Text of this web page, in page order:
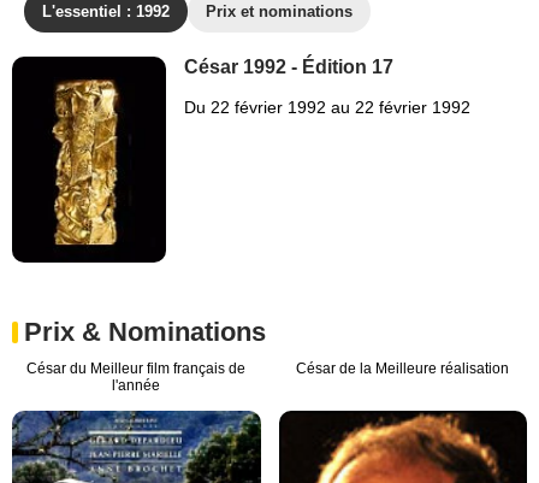
L'essentiel : 1992 Prix et nominations
César 1992 - Édition 17
Du 22 février 1992 au 22 février 1992
Prix & Nominations
César du Meilleur film français de
l'année
César de la Meilleure réalisation